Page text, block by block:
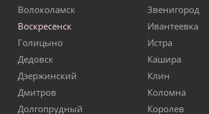
Волоколамск
Воскресенск
Голицыно
Дедовск
Дзержинский
Дмитров
Долгопрудный
Звенигород
Ивантеевка
Истра
Кашира
Клин
Коломна
Королев